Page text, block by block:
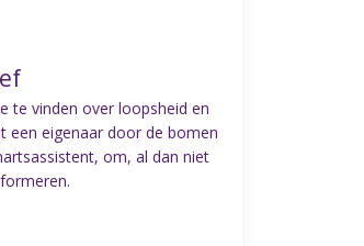
te vinden over loopsheid en
een eigenaar door de bomen
om, al dan niet